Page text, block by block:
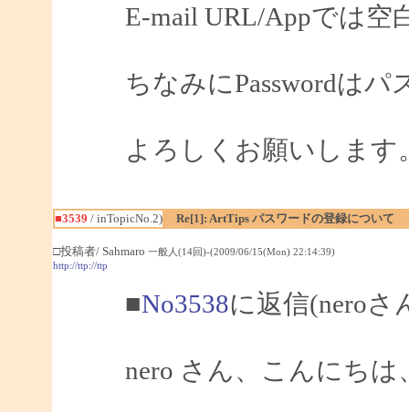
E-mail URL/Appでは
ちなみにPasswordは
よろしくお願いします
■3539 / inTopicNo.2) Re[1]: ArtTips パスワードの登録について
□投稿者/ Sahmaro 一般人(14回)-(2009/06/15(Mon) 22:14:39)
http://ttp://ttp
■No3538に返信(neroさ
nero さん、こんにちは